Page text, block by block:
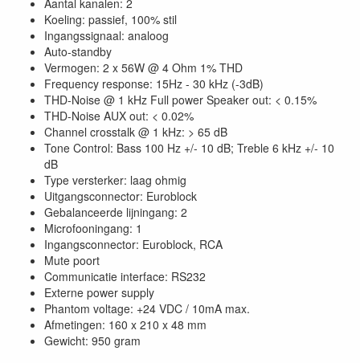
Aantal kanalen: 2
Koeling: passief, 100% stil
Ingangssignaal: analoog
Auto-standby
Vermogen: 2 x 56W @ 4 Ohm 1% THD
Frequency response: 15Hz - 30 kHz (-3dB)
THD-Noise @ 1 kHz Full power Speaker out: < 0.15%
THD-Noise AUX out: < 0.02%
Channel crosstalk @ 1 kHz: > 65 dB
Tone Control: Bass 100 Hz +/- 10 dB; Treble 6 kHz +/- 10
dB
Type versterker: laag ohmig
Uitgangsconnector: Euroblock
Gebalanceerde lijningang: 2
Microfooningang: 1
Ingangsconnector: Euroblock, RCA
Mute poort
Communicatie interface: RS232
Externe power supply
Phantom voltage: +24 VDC / 10mA max.
Afmetingen: 160 x 210 x 48 mm
Gewicht: 950 gram